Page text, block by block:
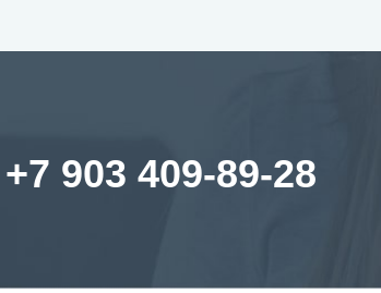
+7 903 409-89-28